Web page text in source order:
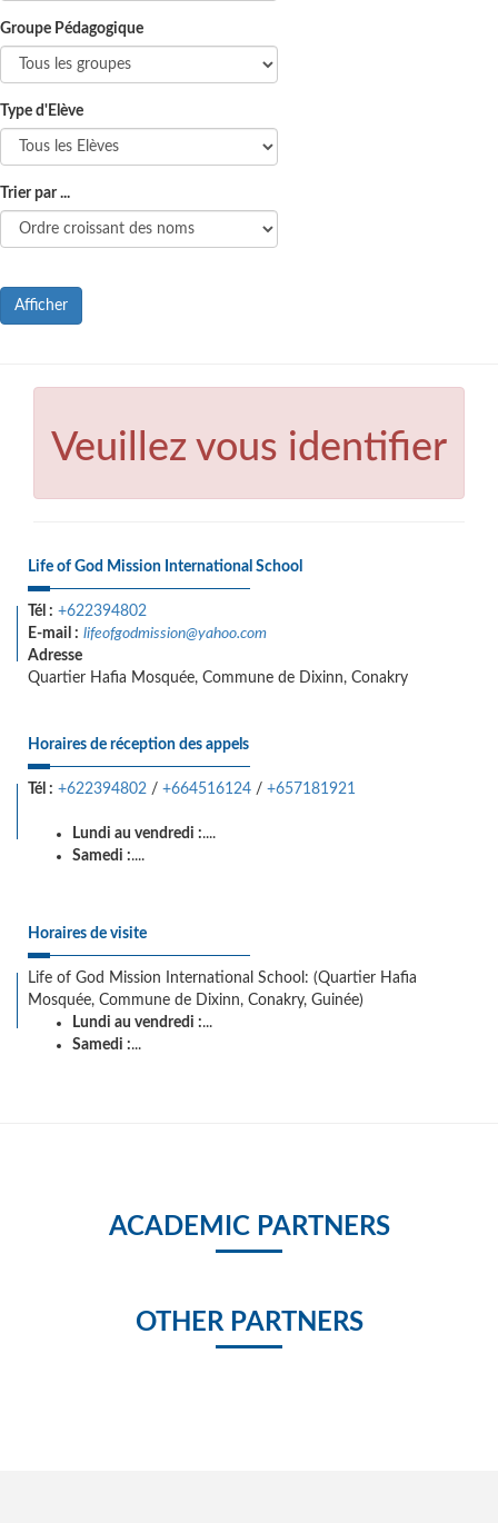
Groupe Pédagogique
Type d'Elève
Trier par ...
Afficher
Veuillez vous identifier
Life of God Mission International School
Tél : +622394802
E-mail : lifeofgodmission@yahoo.com
Adresse
Quartier Hafia Mosquée, Commune de Dixinn, Conakry
Horaires de réception des appels
Tél : +622394802 / +664516124 / +657181921
Lundi au vendredi :....
Samedi :....
Horaires de visite
Life of God Mission International School: (Quartier Hafia
Mosquée, Commune de Dixinn, Conakry, Guinée)
Lundi au vendredi :...
Samedi :...
ACADEMIC PARTNERS
OTHER PARTNERS